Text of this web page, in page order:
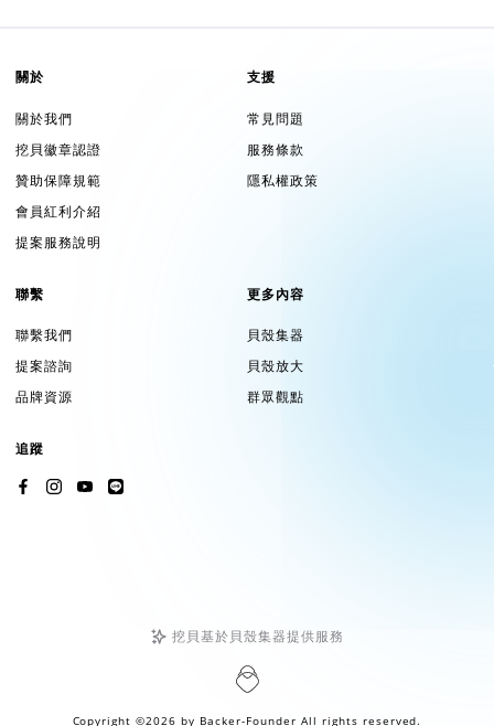
關於
關於我們
挖貝徽章認證
贊助保障規範
會員紅利介紹
提案服務說明
支援
常見問題
服務條款
隱私權政策
聯繫
聯繫我們
提案諮詢
品牌資源
更多內容
貝殼集器
貝殼放大
群眾觀點
追蹤
挖貝基於貝殼集器提供服務
Copyright ©2026 by Backer-Founder All rights reserved.